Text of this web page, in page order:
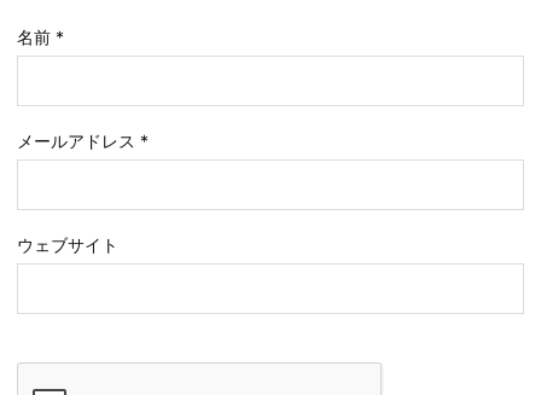
名前 *
メールアドレス *
ウェブサイト